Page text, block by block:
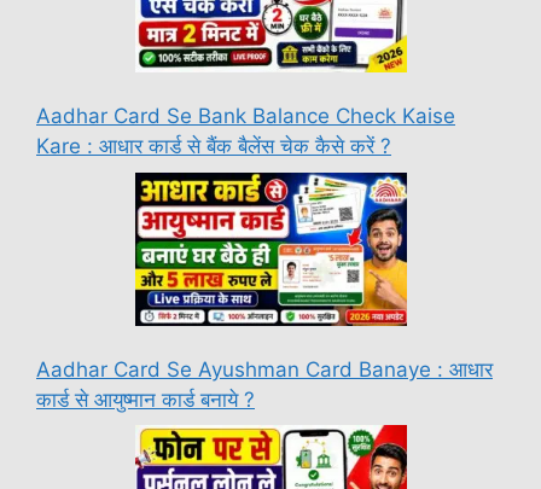
Aadhar Card Se Bank Balance Check Kaise
Kare : आधार कार्ड से बैंक बैलेंस चेक कैसे करें ?
Aadhar Card Se Ayushman Card Banaye : आधार
कार्ड से आयुष्मान कार्ड बनाये ?